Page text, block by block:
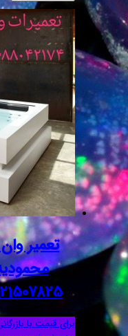
تعمیر وان در
محمودیه
09121507825
برای قیمت با بازرگانی